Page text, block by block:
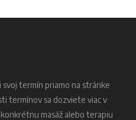
termín priamo na stránke
termínov sa dozviete viac v
masáž alebo terapiu